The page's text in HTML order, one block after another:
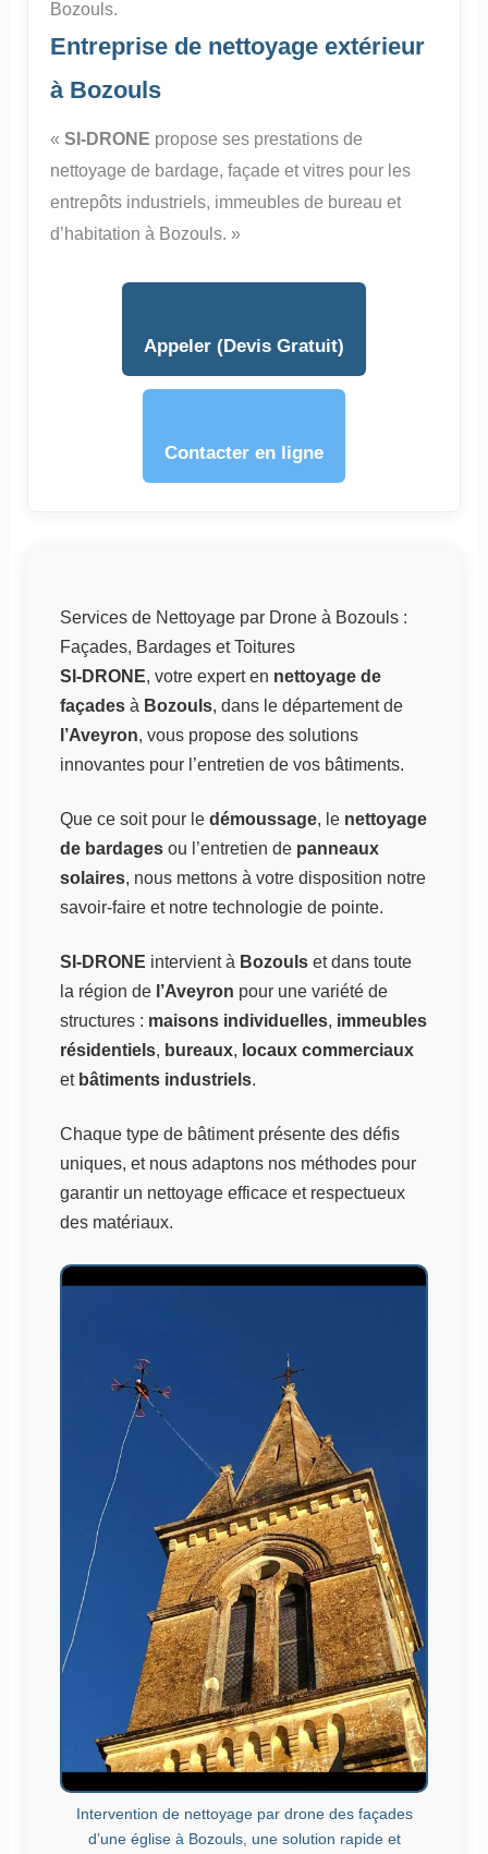
Bozouls.
Entreprise de nettoyage extérieur
à Bozouls
« SI-DRONE propose ses prestations de
nettoyage de bardage, façade et vitres pour les
entrepôts industriels, immeubles de bureau et
d’habitation à Bozouls. »
Appeler (Devis Gratuit)
Contacter en ligne
Services de Nettoyage par Drone à Bozouls :
Façades, Bardages et Toitures
SI-DRONE, votre expert en nettoyage de
façadesà Bozouls, dans le département de
l’Aveyron, vous propose des solutions
innovantes pour l’entretien de vos bâtiments.
Que ce soit pour le démoussage, le nettoyage
de bardagesou l’entretien de panneaux
solaires, nous mettons à votre disposition notre
savoir-faire et notre technologie de pointe.
SI-DRONE intervient à Bozoulset dans toute
la région de l’Aveyron pour une variété de
structures : maisons individuelles, immeubles
résidentiels, bureaux, locaux commerciaux
et bâtiments industriels.
Chaque type de bâtiment présente des défis
uniques, et nous adaptons nos méthodes pour
garantir un nettoyage efficace et respectueux
des matériaux.
Intervention de nettoyage par drone des façades
d’une église à Bozouls, une solution rapide et